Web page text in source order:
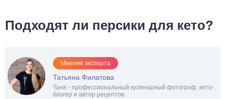
Подходят ли персики для кето?
Мнение эксперта
Татьяна Филатова
Таня - профессиональный кулинарный фотограф, кето-
блогер и автор рецептов.